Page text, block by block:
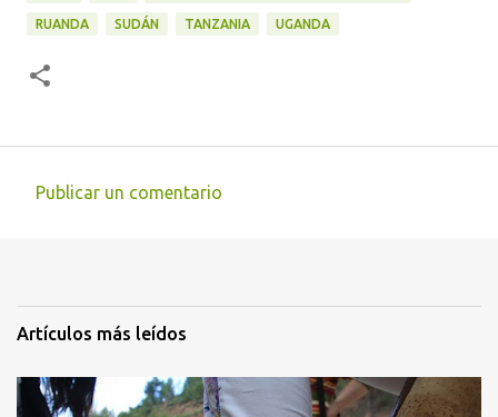
RUANDA SUDÁN TANZANIA UGANDA
e
n
t
a
Publicar un comentario
Artículos más leídos